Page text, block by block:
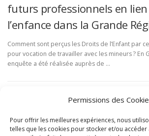
Permissions des
Pour offrir les meilleures expériences, nous
telles que les cookies pour stocker et/ou
futurs professionnels en lien
l’enfance dans la Grande
Comment sont perçus les Droits de l’Enfant par
pour vocation de travailler avec les mineurs ? En
enquête a été réalisée auprès de …
ARTICLES PLUS ANCIENS